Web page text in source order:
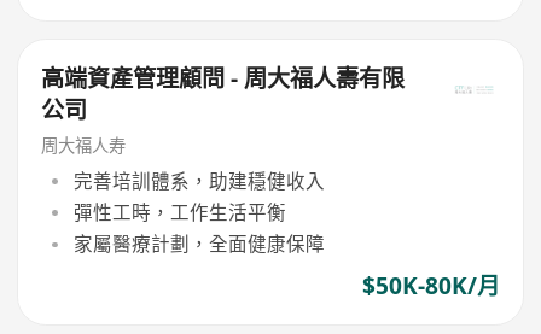
高端資產管理顧問 - 周大福人壽有限
公司
周大福人寿
完善培訓體系，助建穩健收入
彈性工時，工作生活平衡
家屬醫療計劃，全面健康保障
$50K-80K/月